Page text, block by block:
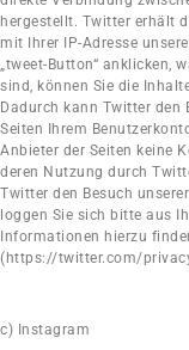
hergestellt. Twitter erhält
mit Ihrer IP-Adresse
„tweet-Button“ anklicken,
sind, können Sie die
Dadurch kann Twitter den
Seiten Ihrem
Anbieter der Seiten keine
deren Nutzung durch
Twitter den Besuch
loggen Sie sich bitte aus
Informationen hierzu
(https://twitter.com/
c) Instagram